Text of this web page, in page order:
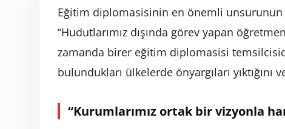
Eğitim diplomasisinin en önemli
“Hudutlarımız dışında görev yapan
zamanda birer eğitim diplomasisi
bulundukları ülkelerde önyargıları
“Kurumlarımız ortak bir vizyonla